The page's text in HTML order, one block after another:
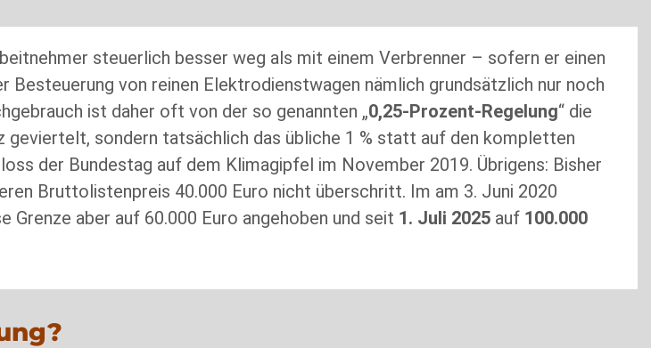
steuerlich besser weg als mit einem Verbrenner – sofern er einen
von reinen Elektrodienstwagen nämlich grundsätzlich nur noch
ist daher oft von der so genannten „0,25-Prozent-Regelung“ die
geviertelt, sondern tatsächlich das übliche 1 % statt auf den kompletten
der Bundestag auf dem Klimagipfel im November 2019. Übrigens: Bisher
Bruttolistenpreis 40.000 Euro nicht überschritt. Im am 3. Juni 2020
aber auf 60.000 Euro angehoben und seit 1. Juli 2025 auf 100.000